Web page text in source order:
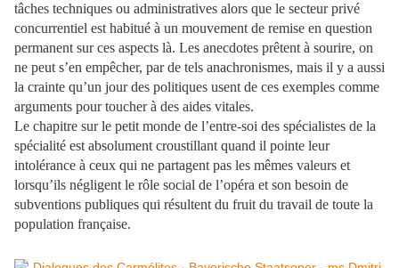
tâches techniques ou administratives alors que le secteur privé
concurrentiel est habitué à un mouvement de remise en question
permanent sur ces aspects là. Les anecdotes prêtent à sourire, on
ne peut s’en empêcher, par de tels anachronismes, mais il y a aussi
la crainte qu’un jour des politiques usent de ces exemples comme
arguments pour toucher à des aides vitales.
Le chapitre sur le petit monde de l’entre-soi des spécialistes de la
spécialité est absolument croustillant quand il pointe leur
intolérance à ceux qui ne partagent pas les mêmes valeurs et
lorsqu’ils négligent le rôle social de l’opéra et son besoin de
subventions publiques qui résultent du fruit du travail de toute la
population française.